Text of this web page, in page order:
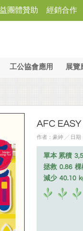
團體贊助 經銷合作
工公協會應用 展覽
AFC
作者：豪紳 ╱ 日期
單本 累積
拯救 0.86 棵
減少 40.10